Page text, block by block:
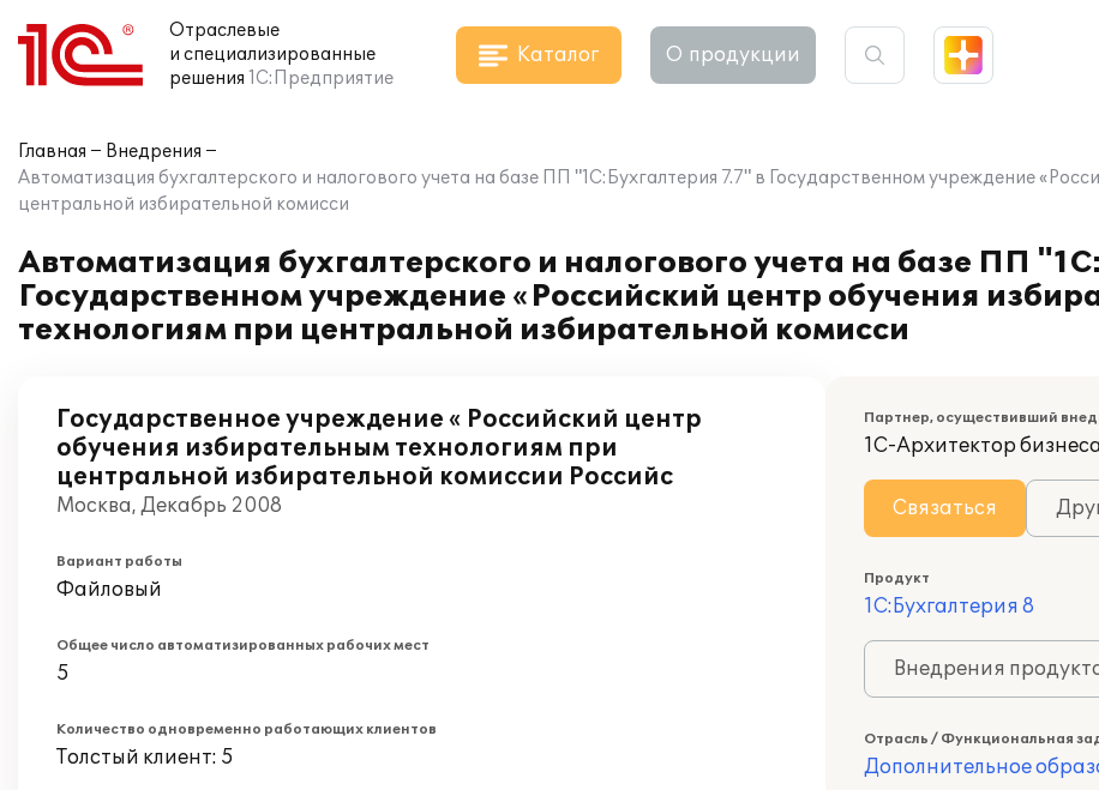
Отраслевые
и специализированные
решения 1С:Предприятие
Каталог О продукции
Главная
Внедрения
Автоматизация бухгалтерского и налогового учета на базе ПП "1С:Бухгалтерия 7.7" в Государственном учреждение
центральной избирательной комисси
Автоматизация бухгалтерского и налогового учета на базе ПП
Государственном учреждение «Российский центр обучения
технологиям при центральной избирательной комисси
Государственное учреждение « Российский центр
обучения избирательным технологиям при
центральной избирательной комиссии Российс
Москва, Декабрь 2008
Вариант работы
Файловый
Общее число автоматизированных рабочих мест
5
Количество одновременно работающих клиентов
Толстый клиент: 5
Партнер, осуществивший
1С-Архитектор бизнеса
Связаться
Продукт
1С:Бухгалтерия 8
Внедрения
Отрасль / Функциональная
Дополнительное